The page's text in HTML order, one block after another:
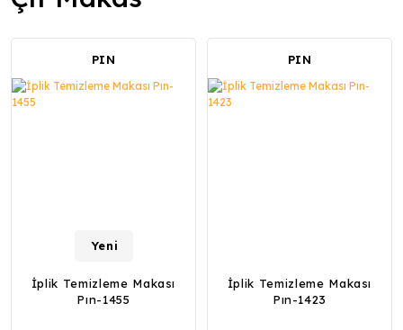
PIN
Yeni
İplik Temizleme Makası
Pın-1455
PIN
İplik Temizleme Makası
Pın-1423